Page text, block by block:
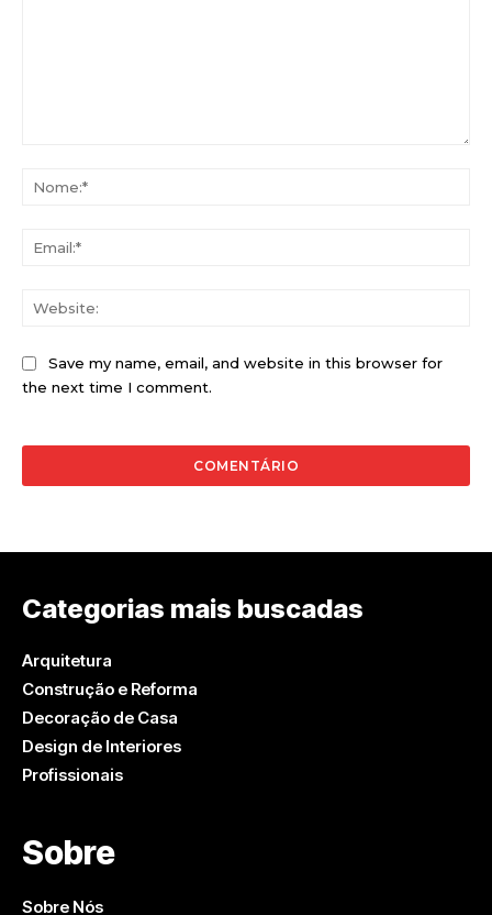
Save my name, email, and website in this browser for
the next time I comment.
Categorias mais buscadas
Arquitetura
Construção e Reforma
Decoração de Casa
Design de Interiores
Profissionais
Sobre
Sobre Nós